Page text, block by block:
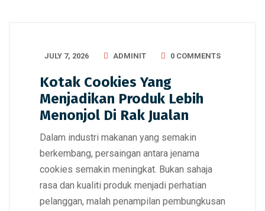
JULY 7, 2026 ADMINIT 0 COMMENTS
Kotak Cookies Yang
Menjadikan Produk Lebih
Menonjol Di Rak Jualan
Dalam industri makanan yang semakin
berkembang, persaingan antara jenama
cookies semakin meningkat. Bukan sahaja
rasa dan kualiti produk menjadi perhatian
pelanggan, malah penampilan pembungkusan